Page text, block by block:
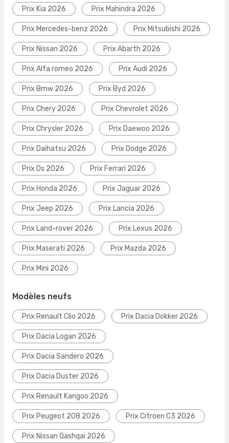
Prix Kia 2026 Prix Mahindra 2026
Prix Mercedes-benz 2026 Prix Mitsubishi 2026
Prix Nissan 2026 Prix Abarth 2026
Prix Alfa romeo 2026 Prix Audi 2026
Prix Bmw 2026 Prix Byd 2026
Prix Chery 2026 Prix Chevrolet 2026
Prix Chrysler 2026 Prix Daewoo 2026
Prix Daihatsu 2026 Prix Dodge 2026
Prix Ds 2026 Prix Ferrari 2026
Prix Honda 2026 Prix Jaguar 2026
Prix Jeep 2026 Prix Lancia 2026
Prix Land-rover 2026 Prix Lexus 2026
Prix Maserati 2026 Prix Mazda 2026
Prix Mini 2026
Modèles neufs
Prix Renault Clio 2026 Prix Dacia Dokker 2026
Prix Dacia Logan 2026
Prix Dacia Sandero 2026
Prix Dacia Duster 2026
Prix Renault Kangoo 2026
Prix Peugeot 208 2026 Prix Citroen C3 2026
Prix Nissan Qashqai 2026